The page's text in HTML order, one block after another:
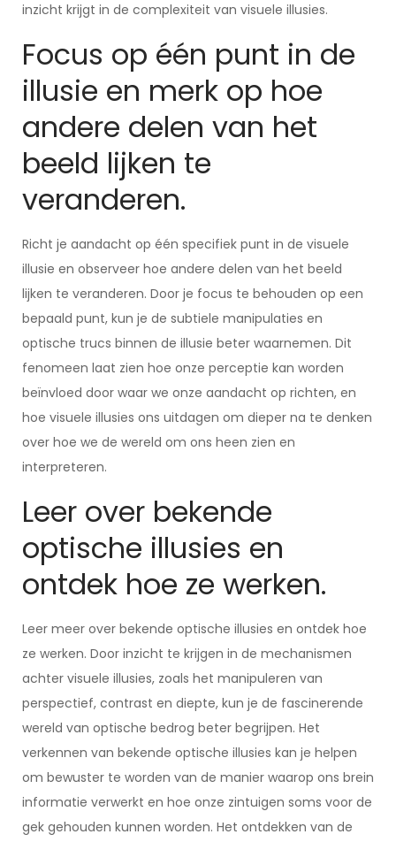
inzicht krijgt in de complexiteit van visuele illusies.
Focus op één punt in de
illusie en merk op hoe
andere delen van het
beeld lijken te
veranderen.
Richt je aandacht op één specifiek punt in de visuele
illusie en observeer hoe andere delen van het beeld
lijken te veranderen. Door je focus te behouden op een
bepaald punt, kun je de subtiele manipulaties en
optische trucs binnen de illusie beter waarnemen. Dit
fenomeen laat zien hoe onze perceptie kan worden
beïnvloed door waar we onze aandacht op richten, en
hoe visuele illusies ons uitdagen om dieper na te denken
over hoe we de wereld om ons heen zien en
interpreteren.
Leer over bekende
optische illusies en
ontdek hoe ze werken.
Leer meer over bekende optische illusies en ontdek hoe
ze werken. Door inzicht te krijgen in de mechanismen
achter visuele illusies, zoals het manipuleren van
perspectief, contrast en diepte, kun je de fascinerende
wereld van optische bedrog beter begrijpen. Het
verkennen van bekende optische illusies kan je helpen
om bewuster te worden van de manier waarop ons brein
informatie verwerkt en hoe onze zintuigen soms voor de
gek gehouden kunnen worden. Het ontdekken van de